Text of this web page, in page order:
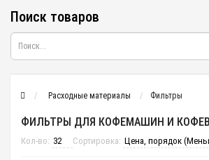
Поиск товаров
Расходные материалы Фильтры
ФИЛЬТРЫ ДЛЯ КОФЕМАШИН И
Кол-во: Сортировка: